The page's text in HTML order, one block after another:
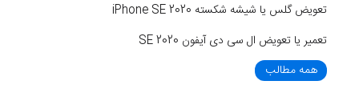
تعویض گلس یا شیشه شکسته iPhone SE 2020
تعمیر یا تعویض ال سی دی آیفون SE 2020
همه مطالب